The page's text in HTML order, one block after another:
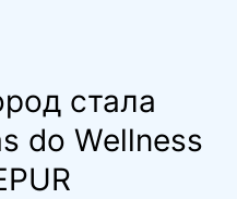
стала
do Wellness